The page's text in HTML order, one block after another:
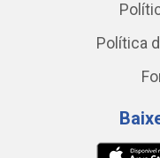
Política